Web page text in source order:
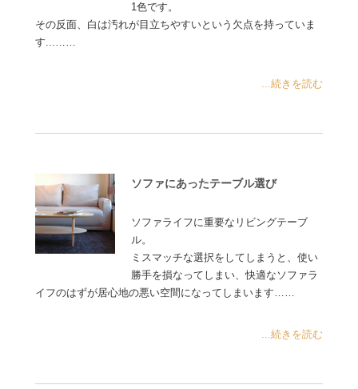
1色です。
その反面、白は汚れが目立ちやすいという欠点を持っていま
す...……
...続きを読む
ソファにあったテーブル選び
ソファライフに重要なリビングテーブ
ル。
ミスマッチな選択をしてしまうと、使い
勝手を損なってしまい、快適なソファラ
イフのはずが居心地の悪い空間になってしまいます……
...続きを読む